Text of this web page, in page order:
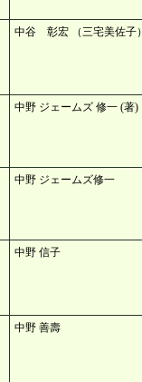
中谷 彰宏 （三宅美佐子）
中野 ジェームズ 修一 (著)
中野 ジェームズ修一
中野 信子
中野 善壽